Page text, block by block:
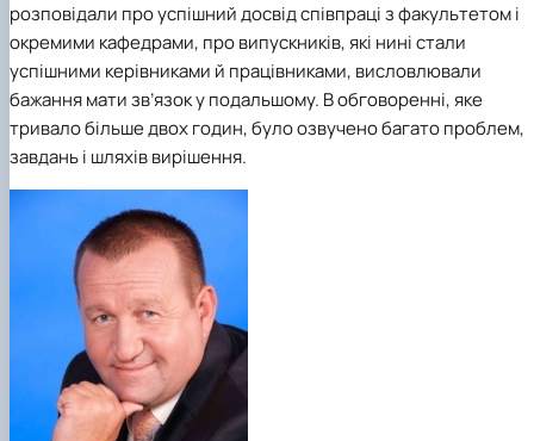
розповідали про успішний досвід співпраці з факультетом і
окремими кафедрами, про випускників, які нині стали
успішними керівниками й працівниками, висловлювали
бажання мати зв’язок у подальшому. В обговоренні, яке
тривало більше двох годин, було озвучено багато проблем,
завдань і шляхів вирішення.